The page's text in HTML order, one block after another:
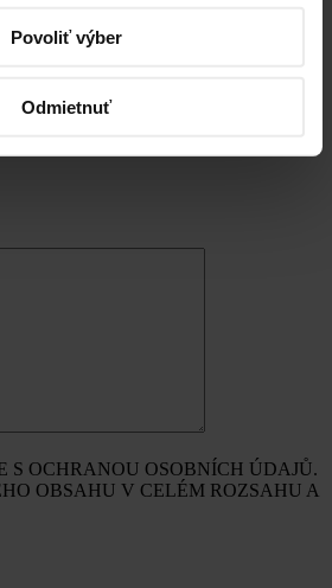
Povoliť výber
Odmietnuť
S OCHRANOU OSOBNÍCH ÚDAJŮ.
OBSAHU V CELÉM ROZSAHU A